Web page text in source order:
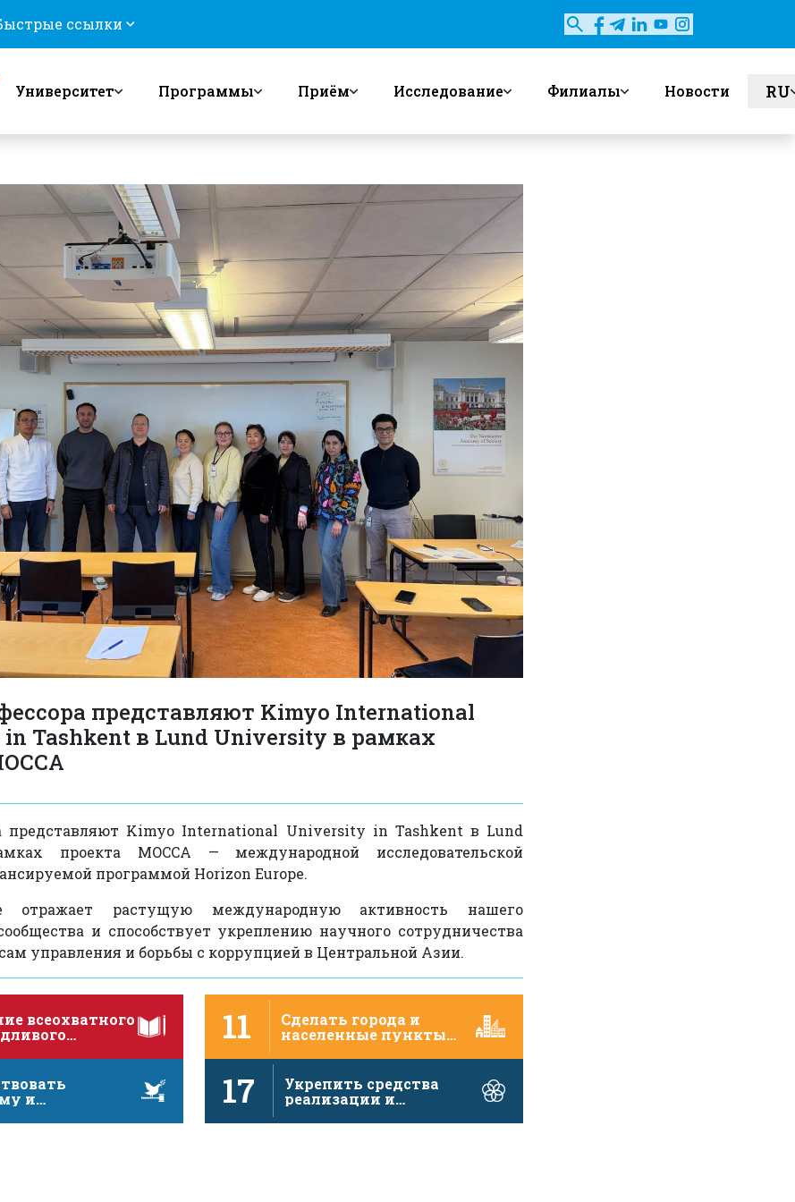
ссылки
Университет Программы Приём Исследование Филиалы Новости RU
представляют Kimyo International
Tashkent в Lund University в рамках
представляют Kimyo International University in Tashkent в Lund
проекта MOCCA — международной исследовательской
программой Horizon Europe.
отражает растущую международную активность нашего
и способствует укреплению научного сотрудничества
управления и борьбы с коррупцией в Центральной Азии.
всеохватного
и
…
11
Сделать города и
населенные пункты
безопасными,
жизнеспособными …
и
в интересах
17
Укрепить средства
реализации и
глобальное